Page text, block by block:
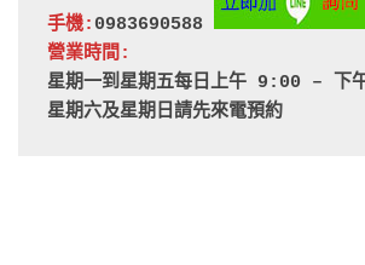
手機: 0983690588
營業時間:
星期一到星期五每日上午 9:00 – 下
星期六及星期日請先來電預約